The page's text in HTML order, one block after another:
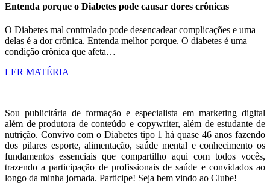
Entenda porque o Diabetes pode causar dores crônicas
O Diabetes mal controlado pode desencadear complicações e uma
delas é a dor crônica. Entenda melhor porque. O diabetes é uma
condição crônica que afeta…
LER MATÉRIA
Sou publicitária de formação e especialista em marketing digital
além de produtora de conteúdo e copywriter, além de estudante de
nutrição. Convivo com o Diabetes tipo 1 há quase 46 anos fazendo
dos pilares esporte, alimentação, saúde mental e conhecimento os
fundamentos essenciais que compartilho aqui com todos vocês,
trazendo a participação de profissionais de saúde e convidados ao
longo da minha jornada. Participe! Seja bem vindo ao Clube!